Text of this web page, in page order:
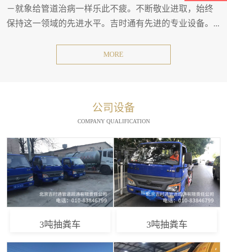
－就象给管道治病一样乐此不疲。不断敬业进取，始终
保持这一领域的先进水平。吉时通有先进的专业设备。...
MORE
公司设备
COMPANY QUALIFICATION
3吨抽粪车 3吨抽粪车